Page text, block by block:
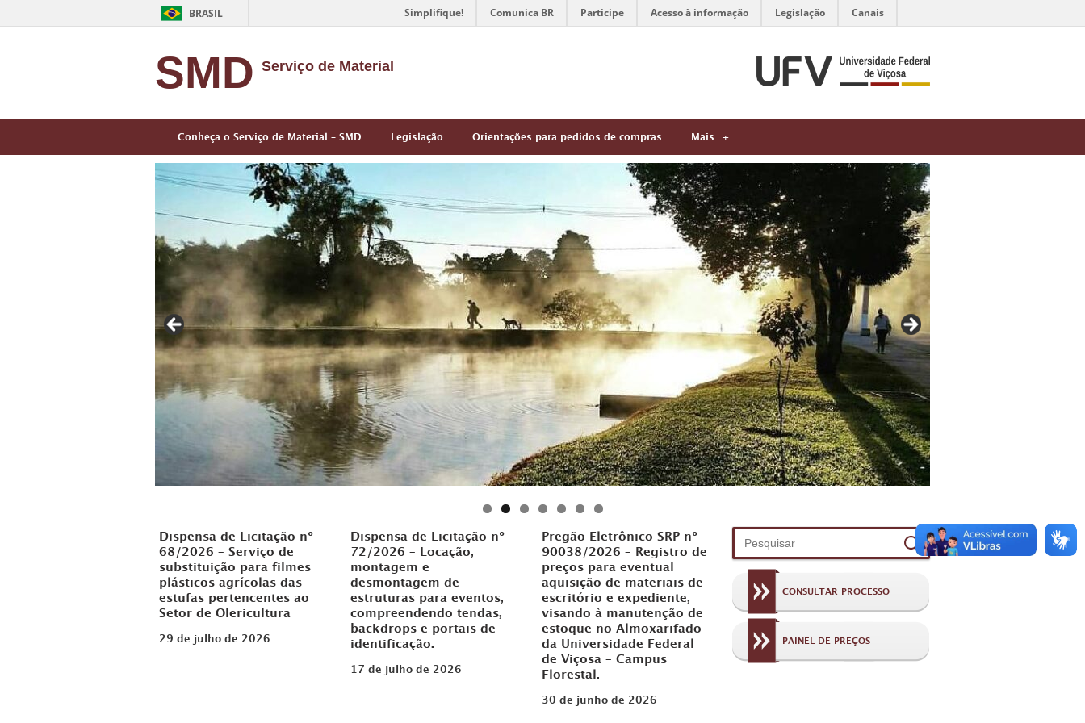
BRASIL Simplifique! Comunica BR Participe Acesso à informação Legislação Canais
SMD Serviço de Material
Conheça o Serviço de Material – SMD Legislação Orientações para pedidos de compras Mais
Dispensa de Licitação nº
68/2026 – Serviço de
substituição para filmes
plásticos agrícolas das
estufas pertencentes ao
Setor de Olericultura
29 de julho de 2026
Dispensa de Licitação nº
72/2026 – Locação,
montagem e
desmontagem de
estruturas para eventos,
compreendendo tendas,
backdrops e portais de
identificação.
17 de julho de 2026
Pregão Eletrônico SRP nº
90038/2026 – Registro de
preços para eventual
aquisição de materiais de
escritório e expediente,
visando à manutenção de
estoque no Almoxarifado
da Universidade Federal
de Viçosa – Campus
Florestal.
30 de junho de 2026
CONSULTAR PROCESSO
PAINEL DE PREÇOS